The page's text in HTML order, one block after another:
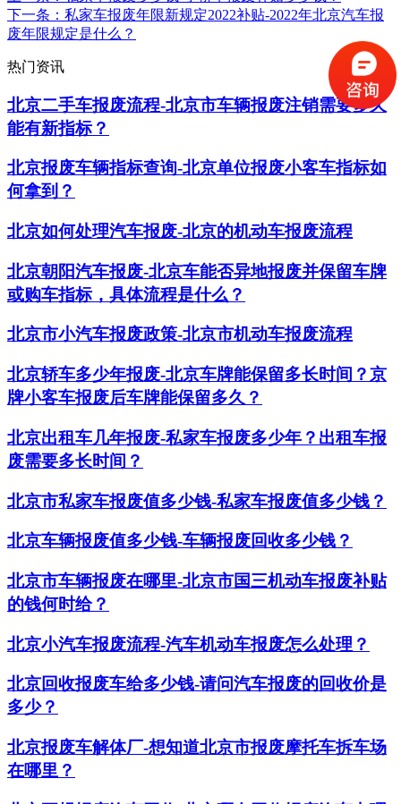
下一条 ：私家车报废年限新规定2022补贴-2022年北京汽车报
废年限规定是什么？
热门资讯
北京二手车报废流程-北京市车辆报废注销需要多久
能有新指标？
北京报废车辆指标查询-北京单位报废小客车指标如
何拿到？
北京如何处理汽车报废-北京的机动车报废流程
北京朝阳汽车报废-北京车能否异地报废并保留车牌
或购车指标，具体流程是什么？
北京市小汽车报废政策-北京市机动车报废流程
北京轿车多少年报废-北京车牌能保留多长时间？京
牌小客车报废后车牌能保留多久？
​北京出租车几年报废-私家车报废多少年？出租车报
废需要多长时间？
北京市私家车报废值多少钱-私家车报废值多少钱？
北京车辆报废值多少钱-车辆报废回收多少钱？
北京市车辆报废在哪里-北京市国三机动车报废补贴
的钱何时给？
北京小汽车报废流程-汽车机动车报废怎么处理？
北京回收报废车给多少钱-请问汽车报废的回收价是
多少？
北京报废车解体厂-想知道北京市报废摩托车拆车场
在哪里？